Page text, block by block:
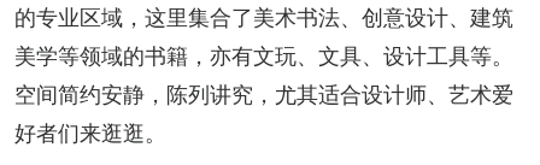
的专业区域，这里集合了美术书法、创意设计、建筑
美学等领域的书籍，亦有文玩、文具、设计工具等。
空间简约安静，陈列讲究，尤其适合设计师、艺术爱
好者们来逛逛。